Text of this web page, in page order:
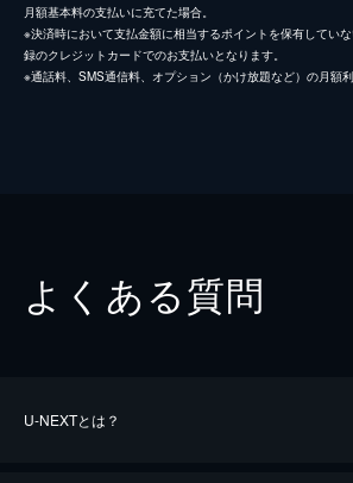
月額基本料の支払いに充てた場合。
※決済時において支払金額に相当するポイントを保有してい
録のクレジットカードでのお支払いとなります。
※通話料、SMS通信料、オプション（かけ放題など）の月額
よくある質問
U-NEXTとは？